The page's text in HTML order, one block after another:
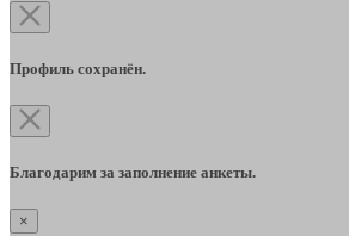
Профиль сохранён.
Благодарим за заполнение анкеты.
×